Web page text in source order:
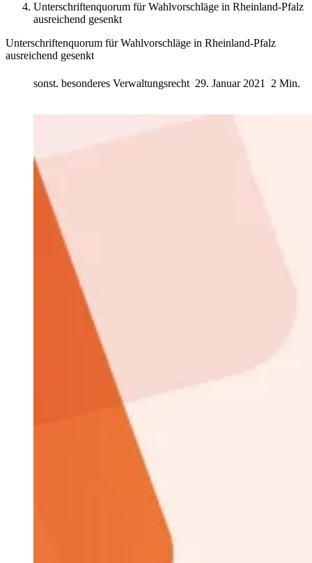
Unterschriftenquorum für Wahlvorschläge in Rheinland-Pfalz
ausreichend gesenkt
Unterschriftenquorum für Wahlvorschläge in Rheinland-Pfalz
ausreichend gesenkt
sonst. besonderes Verwaltungsrecht 29. Januar 2021 2 Min.